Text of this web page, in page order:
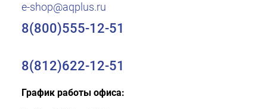
e-shop@aqplus.ru
8(800)555-12-51
8(812)622-12-51
График работы офиса: